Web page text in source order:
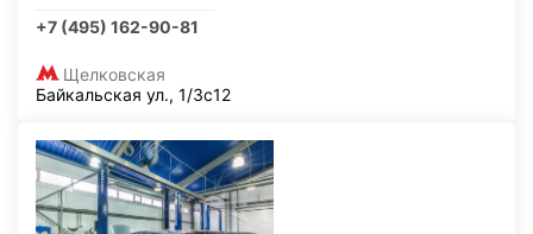
+7 (495) 162-90-81
Щелковская
Байкальская ул., 1/3с12